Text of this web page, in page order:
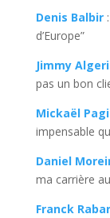
Denis Balbir
d’Europe”
Jimmy
pas un bon
Mickaël
impensable
Daniel
ma carrière
Franck